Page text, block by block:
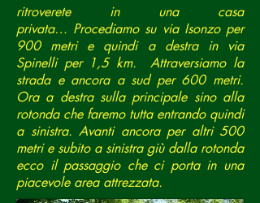
ritroverete in una casa
privata… Procediamo su via Isonzo per
900 metri e quindi a destra in via
Spinelli per 1,5 km. Attraversiamo la
strada e ancora a sud per 600 metri.
Ora a destra sulla principale sino alla
rotonda che faremo tutta entrando quindi
a sinistra. Avanti ancora per altri 500
metri e subito a sinistra giù dalla rotonda
ecco il passaggio che ci porta in una
piacevole area attrezzata.